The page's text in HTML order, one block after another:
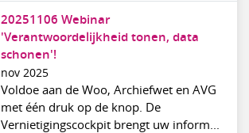
20251106 Webinar
'Verantwoordelijkheid tonen, data
schonen'!
nov 2025
Voldoe aan de Woo, Archiefwet en AVG
met één druk op de knop. De
Vernietigingscockpit brengt uw inform...